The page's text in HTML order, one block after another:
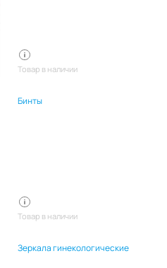
Товар в наличии
Бинты
Товар в наличии
Зеркала гинекологические